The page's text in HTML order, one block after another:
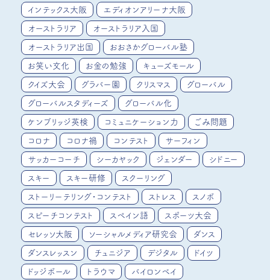
インテックス大阪 エディオンアリーナ大阪
オーストラリア オーストラリア入国
オーストラリア出国 おおさかグローバル塾
お笑い文化 お金の勉強 キューズモール
クイズ大会 グラバー園 クリスマス グローバル
グローバルスタディーズ グローバル化
ケンブリッジ英検 コミュニケーション力 ごみ問題
コロナ コロナ禍 コンテスト サーフィン
サッカーコーチ シーカヤック ジェンダー シドニー
スキー スキー研修 スクーリング
ストーリーテリング・コンテスト ストレス スノボ
スピーチコンテスト スペイン語 スポーツ大会
セレッソ大阪 ソーシャルメディア研究会 ダンス
ダンスレッスン チュニジア デジタル ドイツ
ドッジボール トラウマ バイロンベイ